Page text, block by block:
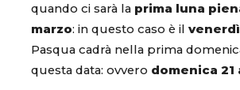
quando ci sarà la prima luna
marzo: in questo caso è il
Pasqua cadrà nella prima
questa data: ovvero domenica 21